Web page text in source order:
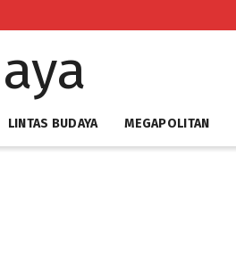
LINTAS BUDAYA MEGAPOLITAN